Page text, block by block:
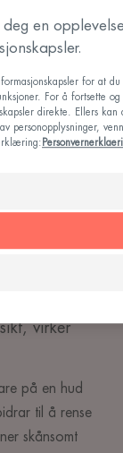
virker
på en hud
til å rense
skånsomt
en
for at
For å fortsette
direkte. Ellers
personopplysninger,